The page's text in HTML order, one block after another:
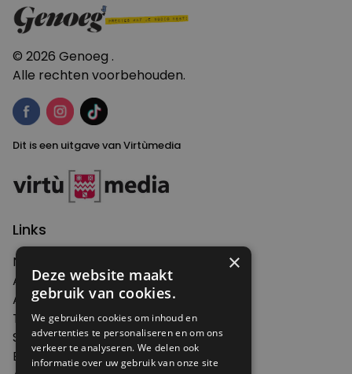
© 2026 Genoeg .
Alle rechten voorbehouden.
Dit is een uitgave van Virtùmedia
Links
Nieuws
Artikelen
Agenda
Thema's
Shop
Edities
×
Deze website maakt
gebruik van cookies.
We gebruiken cookies om inhoud en
advertenties te personaliseren en om ons
verkeer te analyseren. We delen ook
informatie over uw gebruik van onze site